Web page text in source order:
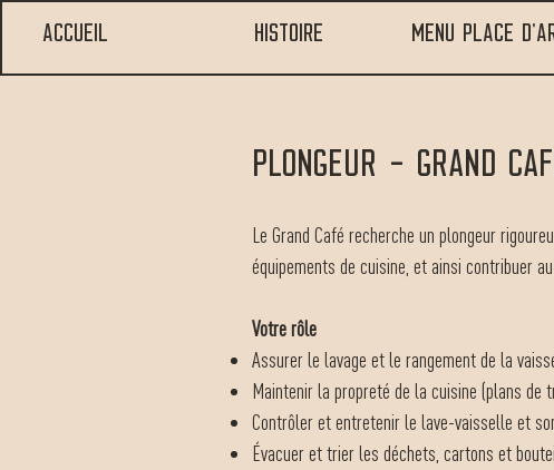
Accueil Histoire MENU PLACE
plongeur - grand
Le Grand Café recherche un plongeur
équipements de cuisine, et ainsi contribuer
Votre rôle
Assurer le lavage et le rangement de la
Maintenir la propreté de la cuisine (plans
Contrôler et entretenir le lave-vaisselle et
Évacuer et trier les déchets, cartons et